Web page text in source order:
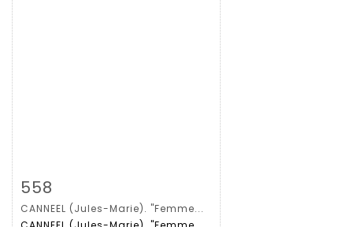
拍品详情
558
CANNEEL (Jules-Marie). "Femme...